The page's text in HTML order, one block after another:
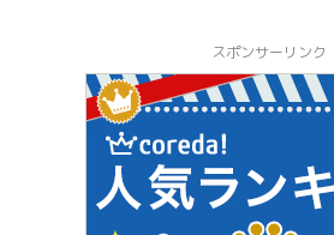
スポンサーリンク